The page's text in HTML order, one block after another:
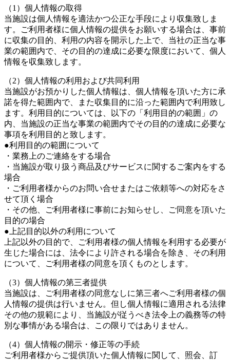
（1）個人情報の取得
当施設は個人情報を適法かつ公正な手段により収集致しま
す。ご利用者様に個人情報の提供をお願いする場合は、事前
に収集の目的、利用の内容を開示した上で、当社の正当な事
業の範囲内で、その目的の達成に必要な限度において、個人
情報を収集致します。
（2）個人情報の利用および共同利用
当施設がお預かりした個人情報は、個人情報を頂いた方に承
諾を得た範囲内で、また収集目的に沿った範囲内で利用致し
ます。利用目的については、以下の「利用目的の範囲」の
内、当施設の正当な事業の範囲内でその目的の達成に必要な
事項を利用目的と致します。
●利用目的の範囲について
・業務上のご連絡をする場合
・当施設が取り扱う商品及びサービスに関するご案内をする
場合
・ご利用者様からのお問い合せまたはご依頼等への対応をさ
せて頂く場合
・その他、ご利用者様に事前にお知らせし、ご同意を頂いた
目的の場合
●上記目的以外の利用について
上記以外の目的で、ご利用者様の個人情報を利用する必要が
生じた場合には、法令により許される場合を除き、その利用
について、ご利用者様の同意を頂くものとします。
（3）個人情報の第三者提供
当施設は、ご利用者様の同意なしに第三者へご利用者様の個
人情報の提供は行いません。但し個人情報に適用される法律
その他の規範により、当施設が従うべき法令上の義務等の特
別な事情がある場合は、この限りではありません。
（4）個人情報の開示・修正等の手続
ご利用者様からご提供頂いた個人情報に関して、照会、訂